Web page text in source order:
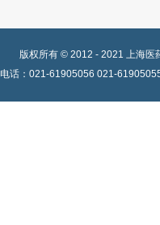
版权所有 © 2012 - 2021 上海医
电话：021-61905056 021-